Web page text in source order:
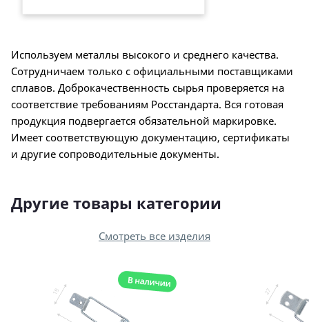
Используем металлы высокого и среднего качества.
Сотрудничаем только с официальными поставщиками
сплавов. Доброкачественность сырья проверяется на
соответствие требованиям Росстандарта. Вся готовая
продукция подвергается обязательной маркировке.
Имеет соответствующую документацию, сертификаты
и другие сопроводительные документы.
Другие товары категории
Смотреть все изделия